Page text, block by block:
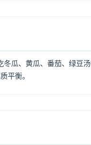
瓜、黄瓜、番茄、绿豆
平衡。